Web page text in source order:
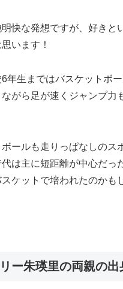
明快な発想ですが、好きと
います！
年生まではバスケットボー
がら足が速くジャンプ力
ールも走りっぱなしのス
代は主に短距離が中心だっ
ケットで培われたのかも
ー朱瑛里の両親の出